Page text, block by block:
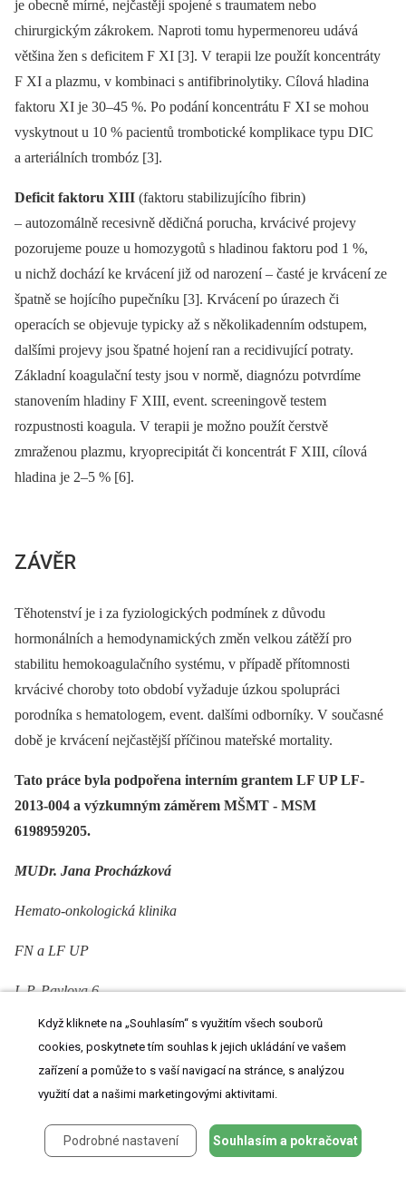
je obecně mírné, nejčastěji spojené s traumatem nebo
chirurgickým zákrokem. Naproti tomu hypermenoreu udává
většina žen s deficitem F XI [3]. V terapii lze použít koncentráty
F XI a plazmu, v kombinaci s antifibrinolytiky. Cílová hladina
faktoru XI je 30–45 %. Po podání koncentrátu F XI se mohou
vyskytnout u 10 % pacientů trombotické komplikace typu DIC
a arteriálních trombóz [3].
Deficit faktoru XIII (faktoru stabilizujícího fibrin)
–⁠ autozomálně recesivně dědičná porucha, krvácivé projevy
pozorujeme pouze u homozygotů s hladinou faktoru pod 1 %,
u nichž dochází ke krvácení již od narození –⁠ časté je krvácení ze
špatně se hojícího pupečníku [3]. Krvácení po úrazech či
operacích se objevuje typicky až s několikadenním odstupem,
dalšími projevy jsou špatné hojení ran a recidivující potraty.
Základní koagulační testy jsou v normě, diagnózu potvrdíme
stanovením hladiny F XIII, event. screeningově testem
rozpustnosti koagula. V terapii je možno použít čerstvě
zmraženou plazmu, kryoprecipitát či koncentrát F XIII, cílová
hladina je 2–5 % [6].
ZÁVĚR
Těhotenství je i za fyziologických podmínek z důvodu
hormonálních a hemodynamických změn velkou zátěží pro
stabilitu hemokoagulačního systému, v případě přítomnosti
krvácivé choroby toto období vyžaduje úzkou spolupráci
porodníka s hematologem, event. dalšími odborníky. V současné
době je krvácení nejčastější příčinou mateřské mortality.
Tato práce byla podpořena interním grantem LF UP LF-
2013-004 a výzkumným záměrem MŠMT -⁠ MSM
6198959205.
MUDr. Jana Procházková
Hemato-onkologická klinika
FN a LF UP
I. P. Pavlova 6
775 20 Olomouc
jana.prochazkova@fnol.cz
Když kliknete na „Souhlasím“ s využitím všech souborů
cookies, poskytnete tím souhlas k jejich ukládání ve vašem
zařízení a pomůže to s vaší navigací na stránce, s analýzou
využití dat a našimi marketingovými aktivitami.
Podrobné nastavení Souhlasím a pokračovat